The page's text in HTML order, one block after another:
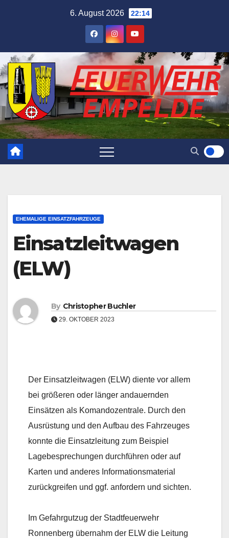
6. August 2026 22:14
EHEMALIGE EINSATZFAHRZEUGE
Einsatzleitwagen
(ELW)
By Christopher Buchler
29. OKTOBER 2023
Der Einsatzleitwagen (ELW) diente vor allem
bei größeren oder länger andauernden
Einsätzen als Komandozentrale. Durch den
Ausrüstung und den Aufbau des Fahrzeuges
konnte die Einsatzleitung zum Beispiel
Lagebesprechungen durchführen oder auf
Karten und anderes Informationsmaterial
zurückgreifen und ggf. anfordern und sichten.
Im Gefahrgutzug der Stadtfeuerwehr
Ronnenberg übernahm der ELW die Leitung